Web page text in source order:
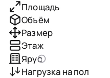
Площадь
Объём
Размер
Этаж
Ярус
Нагрузка на пол